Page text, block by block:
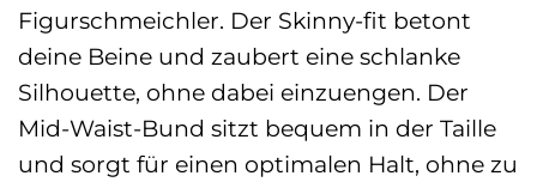
Figurschmeichler. Der Skinny-fit betont
deine Beine und zaubert eine schlanke
Silhouette, ohne dabei einzuengen. Der
Mid-Waist-Bund sitzt bequem in der Taille
und sorgt für einen optimalen Halt, ohne zu